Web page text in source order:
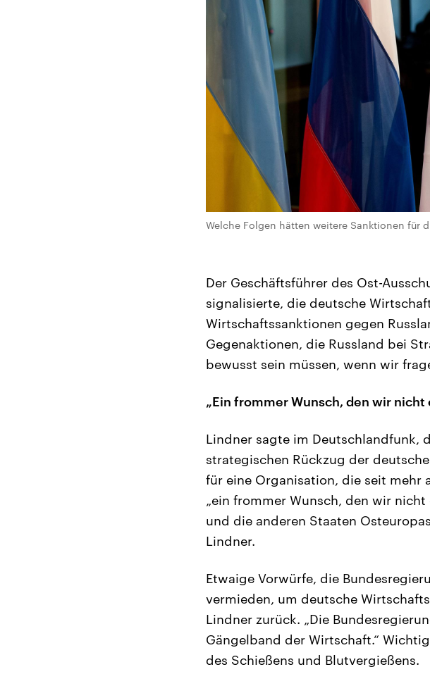
Welche Folgen hätten weitere Sanktionen für
Der Geschäftsführer des Ost-
signalisierte, die deutsche
Wirtschaftssanktionen gegen
Gegenaktionen, die Russland bei
bewusst sein müssen, wenn wir
„Ein frommer Wunsch, den wir
Lindner sagte im Deutschlandfunk,
strategischen Rückzug der
für eine Organisation, die seit mehr
„ein frommer Wunsch, den wir
und die anderen Staaten
Lindner.
Etwaige Vorwürfe, die
vermieden, um deutsche
Lindner zurück. „Die
Gängelband der Wirtschaft.“
des Schießens und Blutvergießens.